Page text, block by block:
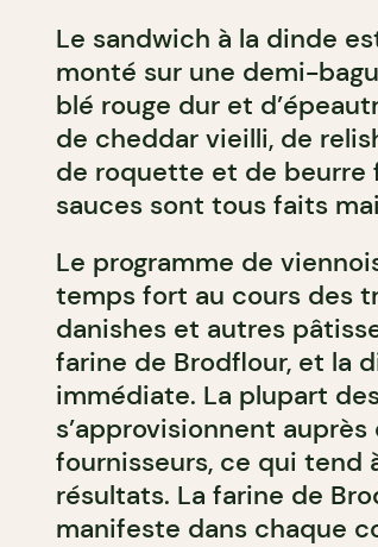
Le sandwich à la dinde
monté sur une demi-
blé rouge dur et
de cheddar vieilli, de
de roquette et de beurre
sauces sont tous faits
Le programme de
temps fort au cours des
danishes et autres
farine de Brodflour, et la
immédiate. La plupart
s’approvisionnent auprès
fournisseurs, ce qui tend
résultats. La farine de
manifeste dans chaque